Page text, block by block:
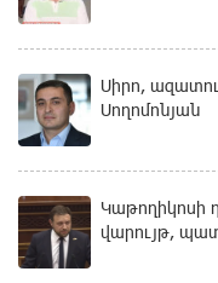
Սիրո,
Սողոմոնյան
Կաթողիկոսի
վարույթ,